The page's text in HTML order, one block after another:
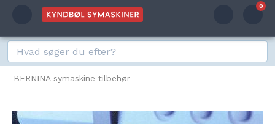
0
BERNINA symaskine tilbehør